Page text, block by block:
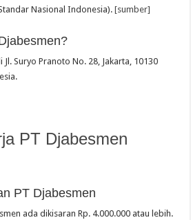
Nasional Indonesia).[sumber]
Suryo Pranoto No. 28, Jakarta, 10130
PT Djabesmen
PT Djabesmen
ada dikisaran Rp. 4.000.000 atau lebih.